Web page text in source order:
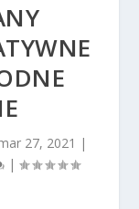
27, 2021 |
|